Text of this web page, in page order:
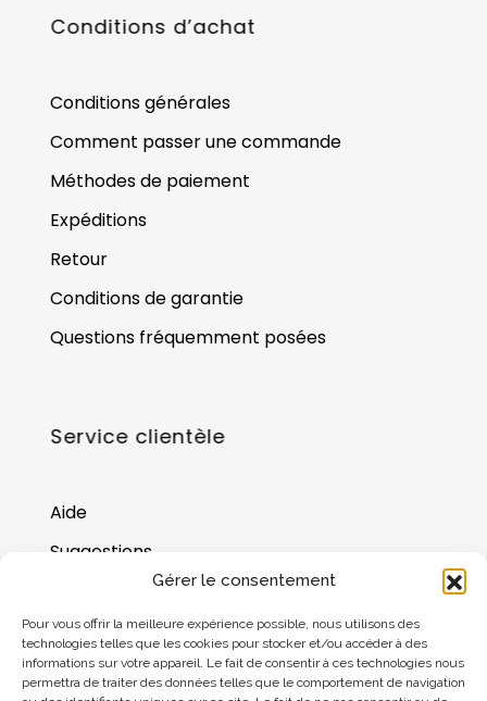
Gérer le consentement
Pour vous offrir la meilleure expérience possible, nous utilisons des
technologies telles que les cookies pour stocker et/ou accéder à des
informations sur votre appareil. Le fait de consentir à ces technologies nous
permettra de traiter des données telles que le comportement de navigation
Conditions d’achat
Conditions générales
Comment passer une commande
Méthodes de paiement
Expéditions
Retour
Conditions de garantie
Questions fréquemment posées
Service clientèle
Aide
Suggestions
Où nous trouver
Solde de la carte cadeau